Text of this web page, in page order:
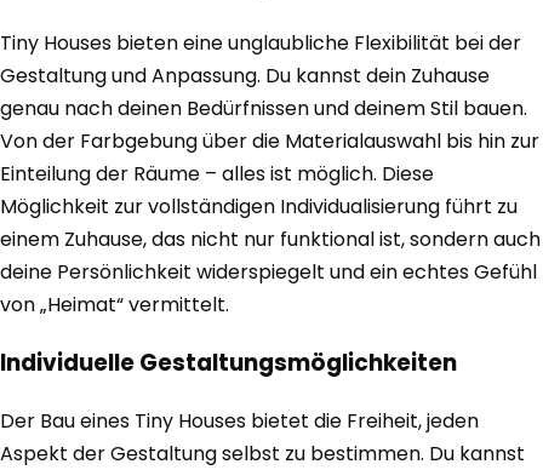
Tiny Houses bieten eine unglaubliche Flexibilität bei der
Gestaltung und Anpassung. Du kannst dein Zuhause
genau nach deinen Bedürfnissen und deinem Stil bauen.
Von der Farbgebung über die Materialauswahl bis hin zur
Einteilung der Räume – alles ist möglich. Diese
Möglichkeit zur vollständigen Individualisierung führt zu
einem Zuhause, das nicht nur funktional ist, sondern auch
deine Persönlichkeit widerspiegelt und ein echtes Gefühl
von „Heimat“ vermittelt.
Individuelle Gestaltungsmöglichkeiten
Der Bau eines Tiny Houses bietet die Freiheit, jeden
Aspekt der Gestaltung selbst zu bestimmen. Du kannst